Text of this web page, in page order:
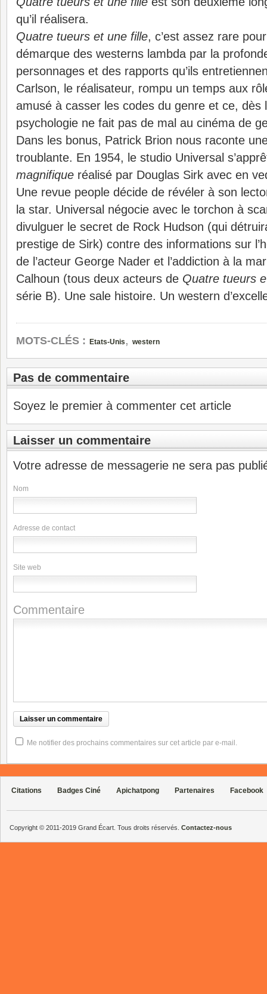
qu’il réalisera.
Quatre tueurs et une fille, c’est assez rare
démarque des westerns lambda par la
personnages et des rapports qu’ils
Carlson, le réalisateur, rompu un temps aux
amusé à casser les codes du genre et ce, dès
psychologie ne fait pas de mal au cinéma de
Dans les bonus, Patrick Brion nous raconte
troublante. En 1954, le studio Universal
magnifique réalisé par Douglas Sirk avec en
Une revue people décide de révéler à son
la star. Universal négocie avec le torchon à
divulguer le secret de Rock Hudson (qui
prestige de Sirk) contre des informations sur
de l’acteur George Nader et l’addiction à la
Calhoun (tous deux acteurs de Quatre tueurs
série B). Une sale histoire. Un western
MOTS-CLÉS : Etats-Unis , western
Pas de commentaire
Soyez le premier à commenter cet article
Laisser un commentaire
Votre adresse de messagerie ne sera pas
Nom
Adresse de contact
Site web
Commentaire
Me notifier des prochains commentaires sur cet article par e-mail.
Citations Badges Ciné Apichatpong Partenaires Facebook
Copyright © 2011-2019 Grand Écart. Tous droits réservés. Contactez-nous